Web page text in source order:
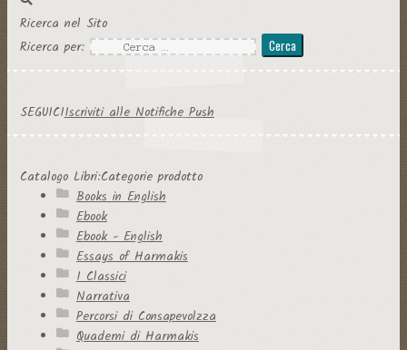
Ricerca nel Sito
Ricerca per:
SEGUICIIscriviti alle Notifiche Push
Catalogo Libri:Categorie prodotto
Books in English
Ebook
Ebook - English
Essays of Harmakis
I Classici
Narrativa
Percorsi di Consapevolzza
Quaderni di Harmakis